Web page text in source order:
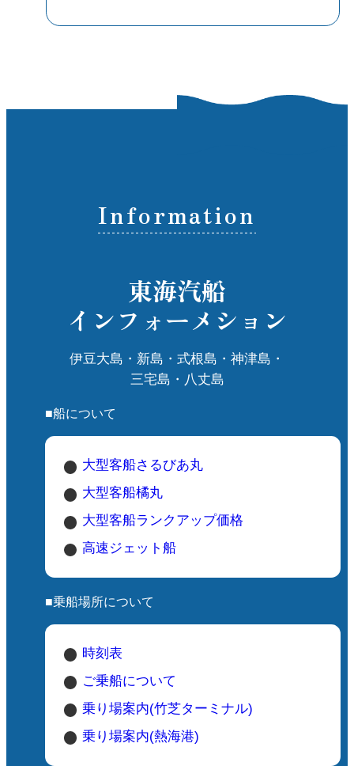
Information
東海汽船
インフォーメション
伊豆大島・新島・式根島・神津島・
三宅島・八丈島
■船について
大型客船さるびあ丸
大型客船橘丸
大型客船ランクアップ価格
高速ジェット船
■乗船場所について
時刻表
ご乗船について
乗り場案内(竹芝ターミナル)
乗り場案内(熱海港)